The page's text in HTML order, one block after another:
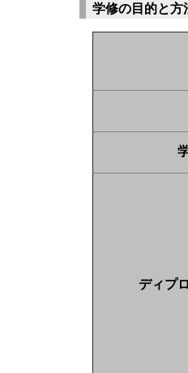
学修の目的と方
ディプ